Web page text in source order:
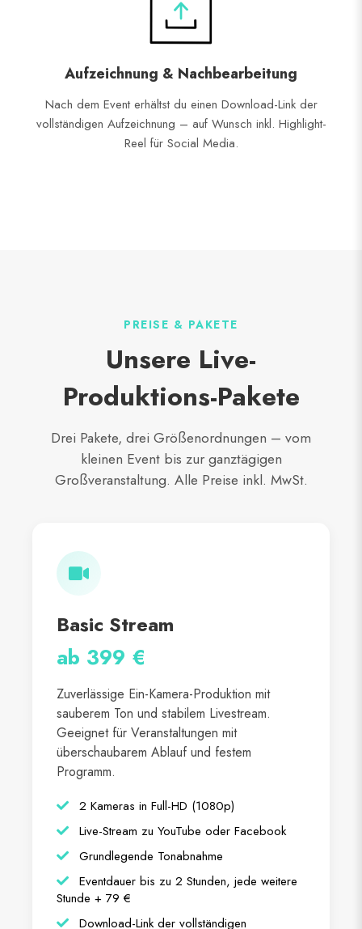
Aufzeichnung & Nachbearbeitung
Nach dem Event erhältst du einen Download-Link der
vollständigen Aufzeichnung – auf Wunsch inkl. Highlight-
Reel für Social Media.
PREISE & PAKETE
Unsere Live-
Produktions-Pakete
Drei Pakete, drei Größenordnungen – vom
kleinen Event bis zur ganztägigen
Großveranstaltung. Alle Preise inkl. MwSt.
Basic Stream
ab 399 €
Zuverlässige Ein-Kamera-Produktion mit
sauberem Ton und stabilem Livestream.
Geeignet für Veranstaltungen mit
überschaubarem Ablauf und festem
Programm.
2 Kameras in Full-HD (1080p)
Live-Stream zu YouTube oder Facebook
Grundlegende Tonabnahme
Eventdauer bis zu 2 Stunden, jede weitere
Stunde + 79 €
Download-Link der vollständigen